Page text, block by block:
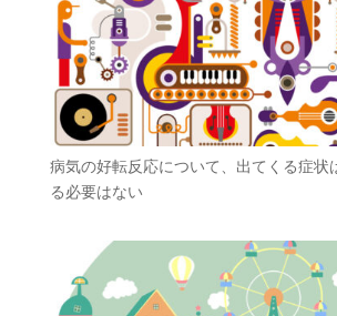
病気の好転反応について、出てくる症状
る必要はない